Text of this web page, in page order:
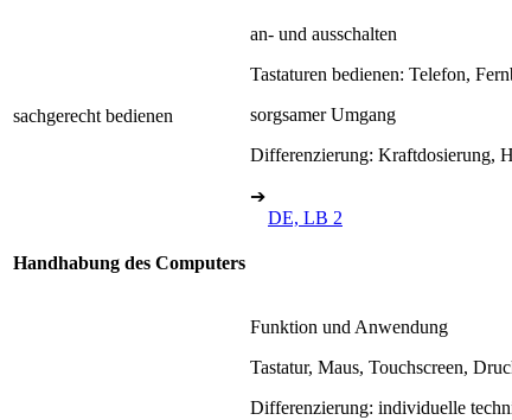
sachgerecht bedienen
an- und ausschalten
Tastaturen bedienen: Telefon,
sorgsamer Umgang
Differenzierung: Kraftdosierung,
➔
DE, LB 2
Handhabung des Computers
Funktion und Anwendung
Tastatur, Maus, Touchscreen,
Differenzierung: individuelle